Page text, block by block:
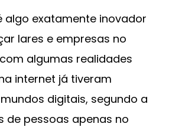
algo exatamente inovador
lares e empresas no
algumas realidades
internet já tiveram
digitais, segundo a
de pessoas apenas no